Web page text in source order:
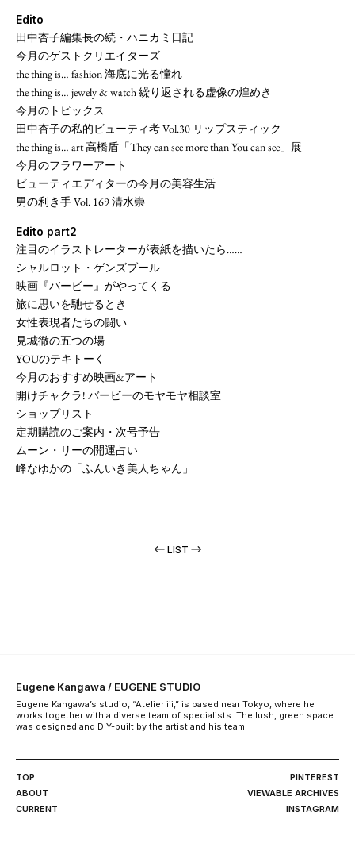
Edito
田中杏子編集長の続・ハニカミ日記
今月のゲストクリエイターズ
the thing is… fashion 海底に光る憧れ
the thing is… jewely & watch 繰り返される虚像の煌めき
今月のトピックス
田中杏子の私的ビューティ考 Vol.30 リップスティック
the thing is… art 高橋盾「They can see more than You can see」展
今月のフラワーアート
ビューティエディターの今月の美容生活
男の利き手 Vol. 169 清水崇
Edito part2
注目のイラストレーターが表紙を描いたら……
シャルロット・ゲンズブール
映画『バービー』がやってくる
旅に思いを馳せるとき
女性表現者たちの闘い
見城徹の五つの場
YOUのテキトーく
今月のおすすめ映画&アート
開けチャクラ! バービーのモヤモヤ相談室
ショップリスト
定期購読のご案内・次号予告
ムーン・リーの開運占い
峰なゆかの「ふんいき美人ちゃん」
LIST
Eugene Kangawa / EUGENE STUDIO
Eugene Kangawa’s studio, “Atelier iii,” is based near Tokyo, where he
works together with a diverse team of specialists. The lush, green space
was designed and DIY-built by the artist and his team.
TOP
PINTEREST
ABOUT
VIEWABLE ARCHIVES
CURRENT
INSTAGRAM